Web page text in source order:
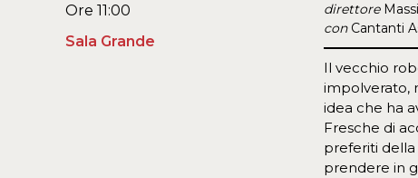
Ore 11:00
Sala Grande
direttore
con Cantanti
Il vecchio
impolverato,
idea che ha
Fresche di
preferiti
prendere in